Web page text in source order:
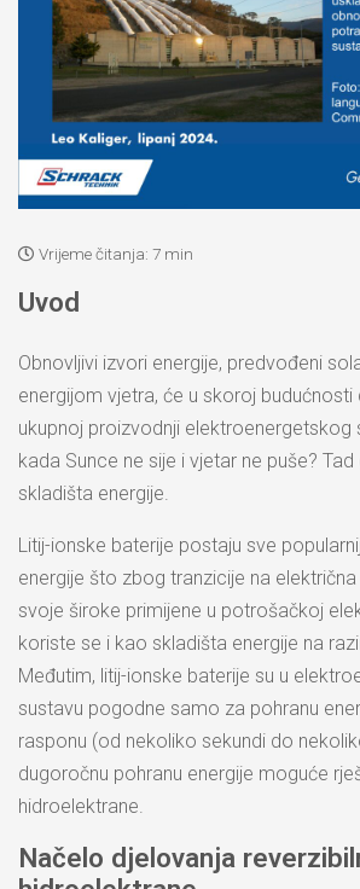
Vrijeme čitanja: 7 min
Uvod
Obnovljivi izvori energije, predvođeni
energijom vjetra, će u skoroj budućnosti
ukupnoj proizvodnji elektroenergetskog
kada Sunce ne sije i vjetar ne puše?
skladišta energije.
Litij-ionske baterije postaju sve
energije što zbog tranzicije na
svoje široke primijene u potrošačkoj
koriste se i kao skladišta energije na
Međutim, litij-ionske baterije su u
sustavu pogodne samo za pohranu
rasponu (od nekoliko sekundi do
dugoročnu pohranu energije moguće
hidroelektrane.
Načelo djelovanja